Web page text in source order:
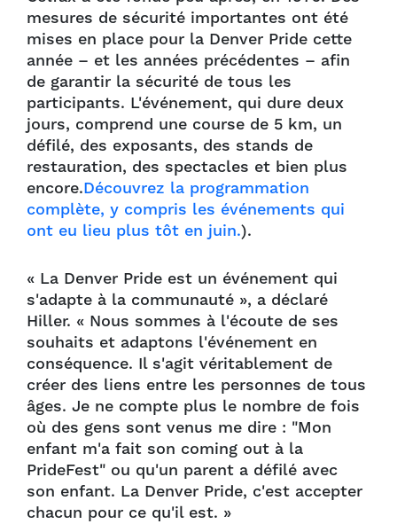
mesures de sécurité importantes ont été
mises en place pour la Denver Pride cette
année – et les années précédentes – afin
de garantir la sécurité de tous les
participants. L'événement, qui dure deux
jours, comprend une course de 5 km, un
défilé, des exposants, des stands de
restauration, des spectacles et bien plus
encore.Découvrez la programmation
complète, y compris les événements qui
ont eu lieu plus tôt en juin.).
« La Denver Pride est un événement qui
s'adapte à la communauté », a déclaré
Hiller. « Nous sommes à l'écoute de ses
souhaits et adaptons l'événement en
conséquence. Il s'agit véritablement de
créer des liens entre les personnes de tous
âges. Je ne compte plus le nombre de fois
où des gens sont venus me dire : "Mon
enfant m'a fait son coming out à la
PrideFest" ou qu'un parent a défilé avec
son enfant. La Denver Pride, c'est accepter
chacun pour ce qu'il est. »